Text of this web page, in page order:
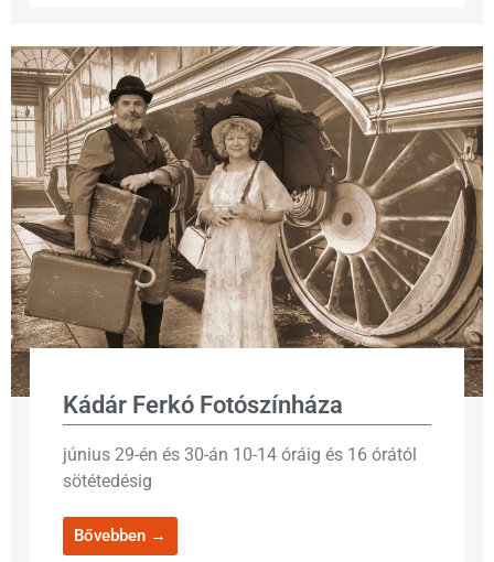
Kádár Ferkó Fotószínháza
június 29-én és 30-án 10-14 óráig és 16 órától
sötétedésig
Bővebben →